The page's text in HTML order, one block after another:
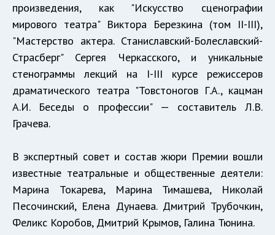
произведения, как "Искусство сценографии
мирового театра" Виктора Березкина (том II-III),
"Мастерство актера. Станиславский-Болеславский-
Страсберг" Сергея Черкасского, и уникальные
стенограммы лекций на I-III курсе режиссеров
драматического театра "Товстоногов Г.А., кацман
А.И. Беседы о профессии" — составитель Л.В.
Грачева.
В экспертный совет и состав жюри Премии вошли
известные театральные и общественные деятели:
Марина Токарева, Марина Тимашева, Николай
Песочинский, Елена Дунаева. Дмитрий Трубочкин,
Феликс Коробов, Дмитрий Крымов, Галина Тюнина.